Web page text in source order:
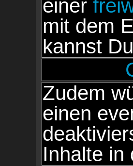
einer
mit dem
kannst
Zudem
einen
Inhalte in